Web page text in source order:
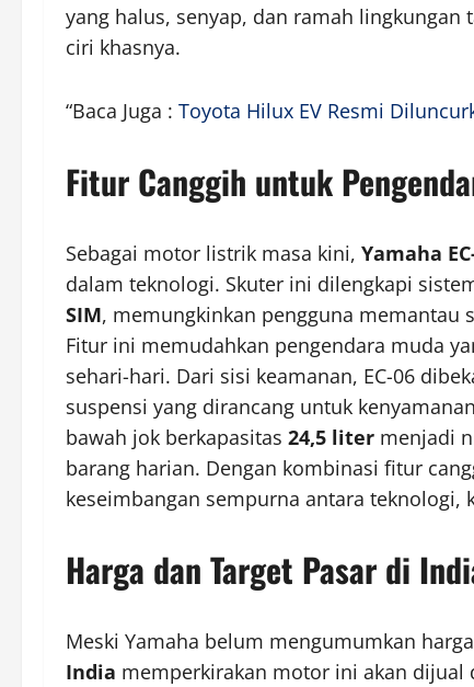
yang halus, senyap, dan ramah
ciri khasnya.
“Baca Juga : Toyota Hilux EV Resmi
Fitur Canggih untuk
Sebagai motor listrik masa kini, Yamaha
dalam teknologi. Skuter ini dilengkapi
SIM, memungkinkan pengguna memantau
Fitur ini memudahkan pengendara muda
sehari-hari. Dari sisi keamanan, EC-06
suspensi yang dirancang untuk
bawah jok berkapasitas 24,5 liter menjadi
barang harian. Dengan kombinasi fitur
keseimbangan sempurna antara teknologi,
Harga dan Target Pasar di
Meski Yamaha belum mengumumkan
India memperkirakan motor ini akan dijual